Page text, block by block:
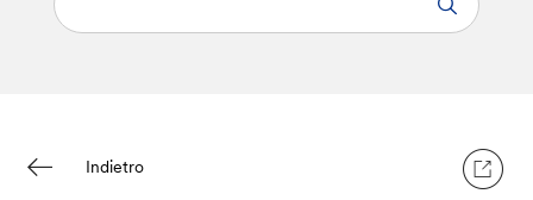
Indietro